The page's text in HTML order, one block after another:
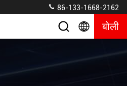
86-133-1668-2162
बोली